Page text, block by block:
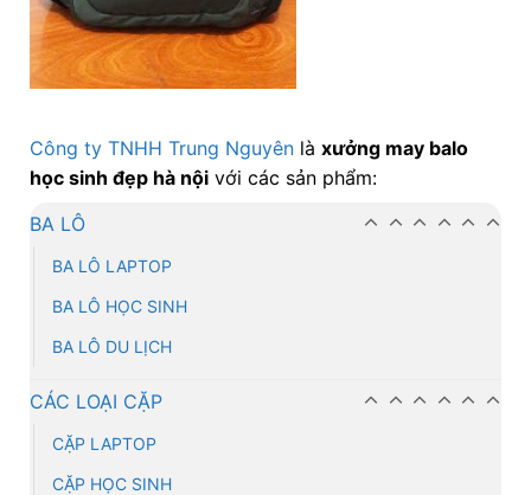
Công ty TNHH Trung Nguyênlà xưởng may balo
học sinh đẹp hà nộivới các sản phẩm:
BA LÔ
BA LÔ LAPTOP
BA LÔ HỌC SINH
BA LÔ DU LỊCH
CÁC LOẠI CẶP
CẶP LAPTOP
CẶP HỌC SINH